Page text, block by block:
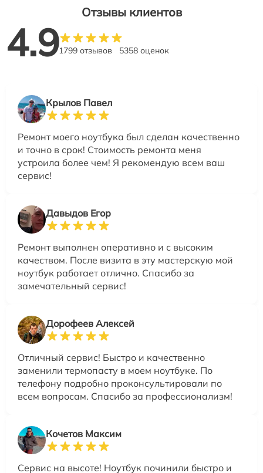
Отзывы клиентов
4.91799 отзывов 5358 оценок
Крылов Павел
Ремонт моего ноутбука был сделан качественно
и точно в срок! Стоимость ремонта меня
устроила более чем! Я рекомендую всем ваш
сервис!
Давыдов Егор
Ремонт выполнен оперативно и с высоким
качеством. После визита в эту мастерскую мой
ноутбук работает отлично. Спасибо за
замечательный сервис!
Дорофеев Алексей
Отличный сервис! Быстро и качественно
заменили термопасту в моем ноутбуке. По
телефону подробно проконсультировали по
всем вопросам. Спасибо за профессионализм!
Кочетов Максим
Сервис на высоте! Ноутбук починили быстро и